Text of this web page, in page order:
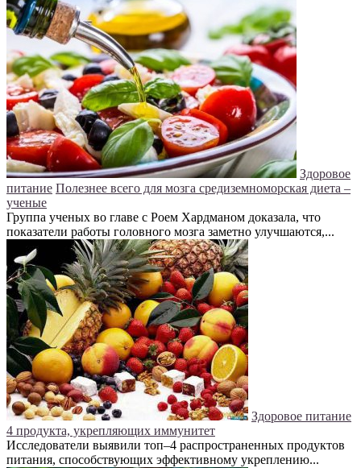
Здоровое
питание Полезнее всего для мозга средиземноморская диета –
ученые
Группа ученых во главе с Роем Хардманом доказала, что
показатели работы головного мозга заметно улучшаются,...
Здоровое питание
4 продукта, укрепляющих иммунитет
Исследователи выявили топ–4 распространенных продуктов
питания, способствующих эффективному укреплению...